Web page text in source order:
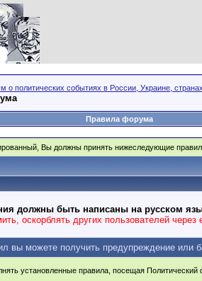
о политических событиях в России, Украине,
Правила форума
Вы должны принять нижеследующие
должны быть написаны на русском
оскорблять других пользователей
вы можете получить предупреждение или
установленные правила, посещая